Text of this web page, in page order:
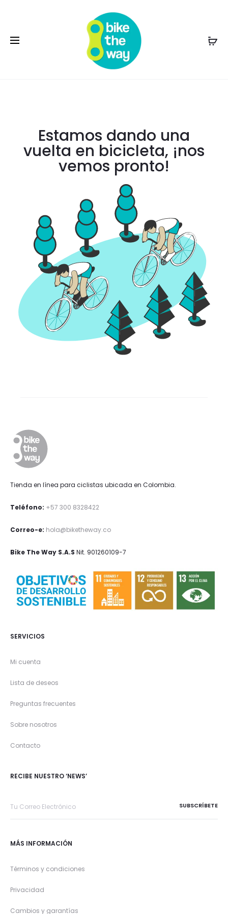
Estamos dando una
vuelta en bicicleta, ¡nos
vemos pronto!
Tienda en línea para ciclistas ubicada en Colombia.
Teléfono: +57 300 8328422
Correo-e: hola@biketheway.co
Bike The Way S.A.S Nit. 901260109-7
SERVICIOS
Mi cuenta
Lista de deseos
Preguntas frecuentes
Sobre nosotros
Contacto
RECIBE NUESTRO ‘NEWS’
MÁS INFORMACIÓN
Términos y condiciones
Privacidad
Cambios y garantías